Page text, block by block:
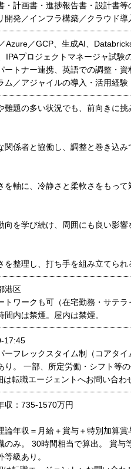
・計画書・進捗報告書・設計書等
開発／インフラ構築／クラウド
Azure／GCP、生成AI、
IPAプロジェクトマネージャ試験
ートナー連携、英語での調整・資
ム／アジャイルの導入・活用経験
難題の多い状況でも、前向きに挑
関係者と協働し、調整と巻き込み
を軸に、冷静さと柔軟さをもって
向を学び続け、周囲にも良い影響
を整理し、打ち手を組み立てられ
港区
トワークも可（在宅勤務・サテラ
間内は禁煙。屋内は禁煙。
17:45
ーフレックスタイム制（コアタ
り。 一部、所定労働・シフト等の
転職エージェントへお問い合わ
収：735-1570万円
論年収＝月給＋賞与＋特別加算
のみ。 30時間相当で算出。 賞与
等級あり。